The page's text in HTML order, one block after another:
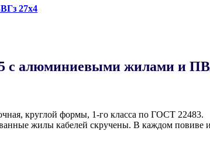
27х4
с алюминиевыми жилами и
круглой формы, 1-го класса по ГОСТ 22483.
жилы кабелей скручены. В каждом повиве